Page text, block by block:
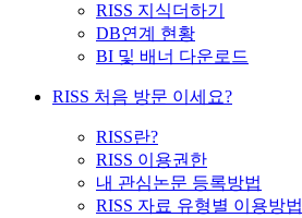
RISS 지식더하기
DB연계 현황
BI 및 배너 다운로드
RISS 처음 방문 이세요?
RISS란?
RISS 이용권한
내 관심논문 등록방법
RISS 자료 유형별 이용방법